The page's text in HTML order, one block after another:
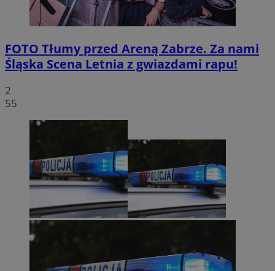
FOTO Tłumy przed Areną Zabrze. Za nami
Śląska Scena Letnia z gwiazdami rapu!
2
55